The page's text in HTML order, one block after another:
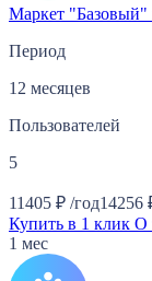
Маркет "Базовый"
Период
12 месяцев
Пользователей
5
11405 ₽ /год14256
Купить в 1 клик О
1 мес